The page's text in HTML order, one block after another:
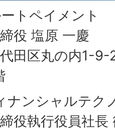
トペイメント
役 塩原 一慶
田区丸の内1-
ナンシャルテク
役執行役員社長